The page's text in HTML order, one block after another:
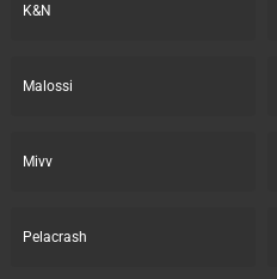
K&N
Malossi
Mivv
Pelacrash